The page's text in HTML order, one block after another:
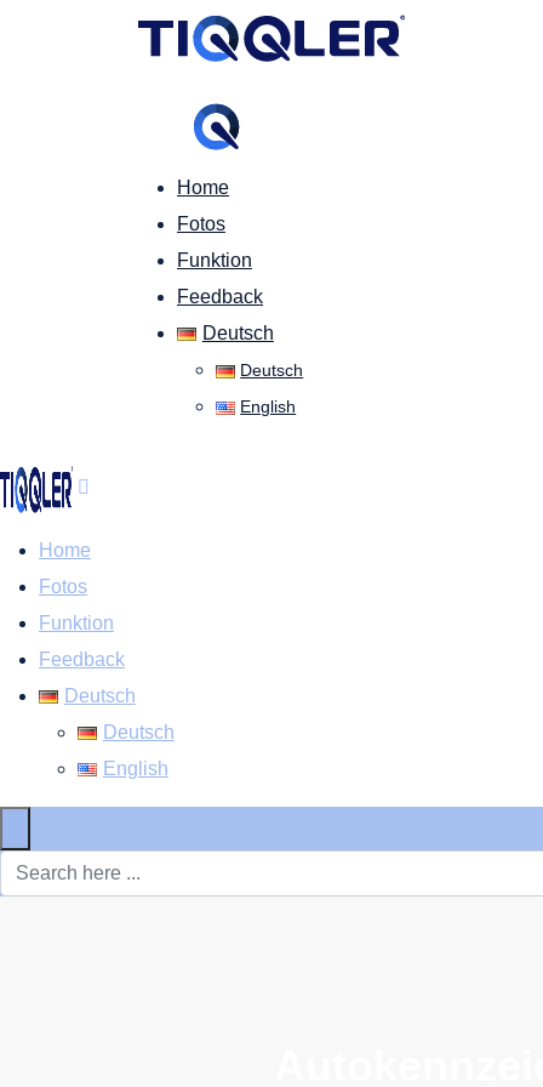
Home
Fotos
Funktion
Feedback
Deutsch
Deutsch
English
Home
Fotos
Funktion
Feedback
Deutsch
Deutsch
English